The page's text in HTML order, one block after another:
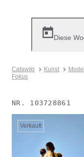
Diese
Catawiki Kunst
Fokus
NR. 103728861
Verkauft